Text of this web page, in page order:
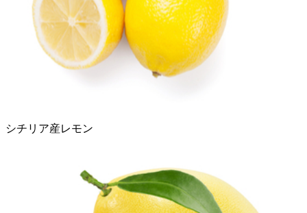
シチリア産レモン